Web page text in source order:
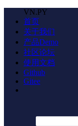
VN.PY
首页
关于我们
产品Demo
社区论坛
使用文档
Github
Gitee